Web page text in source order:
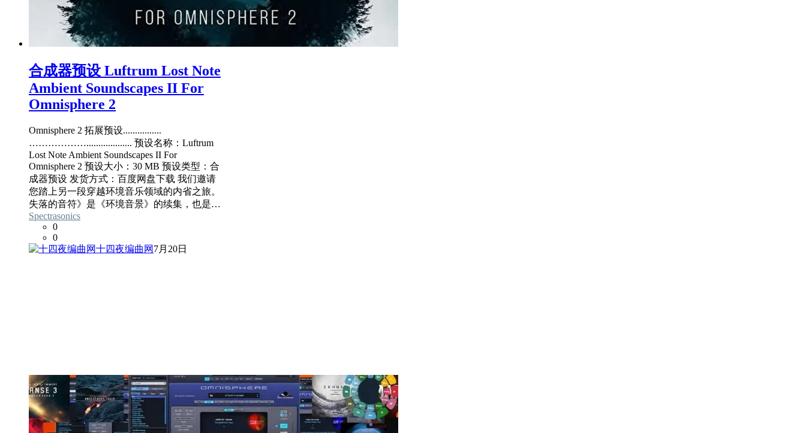
合成器预设 Luftrum Lost Note
Ambient Soundscapes II For
Omnisphere 2
Omnisphere 2 拓展预设................
………………................... 预设名称：Luftrum
Lost Note Ambient Soundscapes II For
Omnisphere 2 预设大小：30 MB 预设类型：合
成器预设 发货方式：百度网盘下载 我们邀请
您踏上另一段穿越环境音乐领域的内省之旅。
失落的音符》是《环境音景》的续集，也是…
Spectrasonics
0
0
十四夜编曲网 7月20日